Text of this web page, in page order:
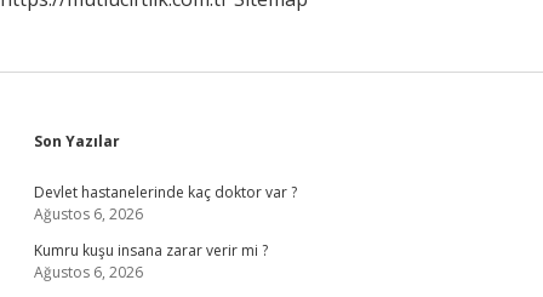
Sidebar
Son Yazılar
Devlet hastanelerinde kaç doktor var ?
Ağustos 6, 2026
Kumru kuşu insana zarar verir mi ?
Ağustos 6, 2026